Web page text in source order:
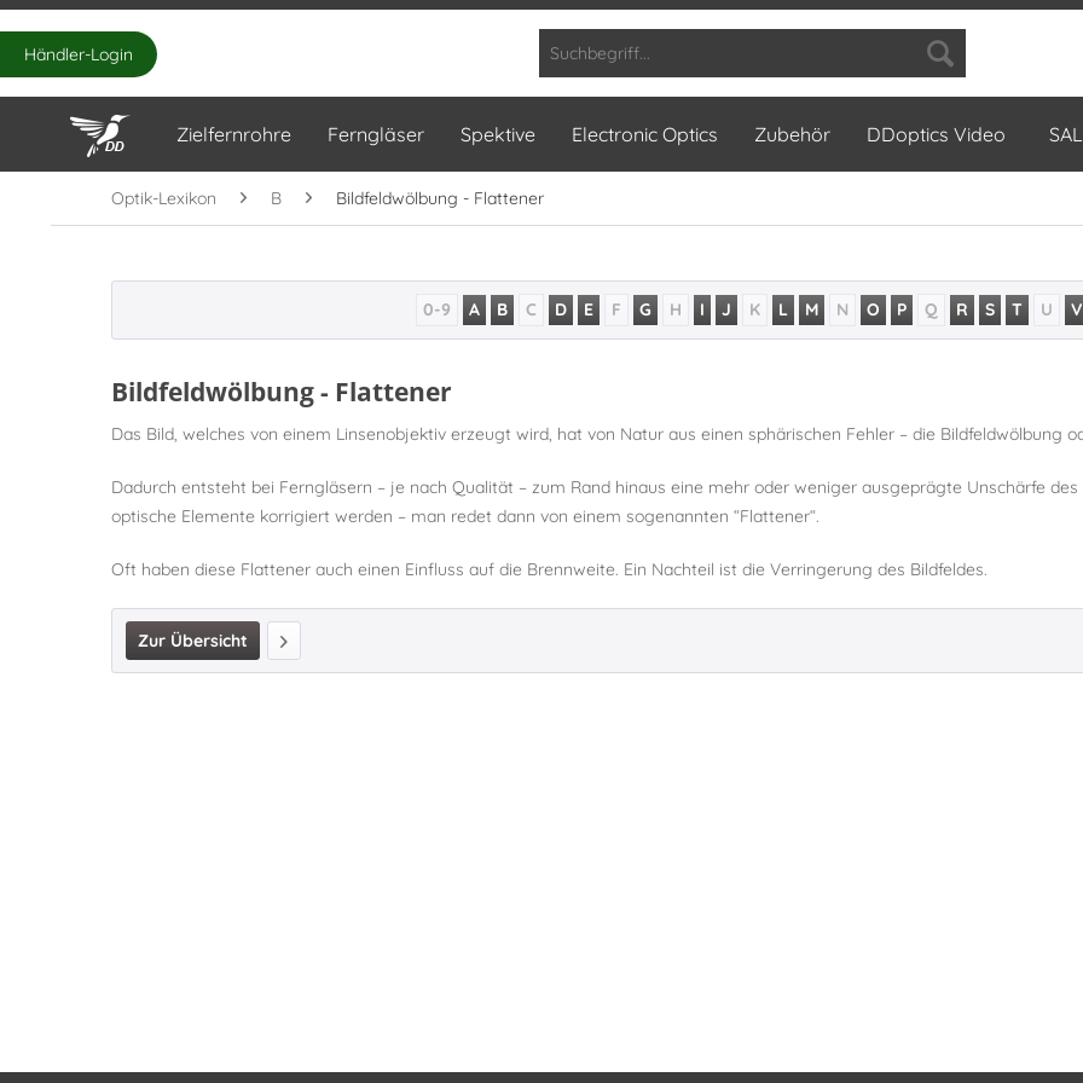
Händler-Login
Zielfernrohre Ferngläser Spektive Electronic Optics Zubehör DDoptics Video
Optik-Lexikon B Bildfeldwölbung - Flattener
0-9 A B C D E F G H I J K L M N O P Q R S T U V
Bildfeldwölbung - Flattener
Das Bild, welches von einem Linsenobjektiv erzeugt wird, hat von Natur aus einen sphärischen Fehler – die Bildfeldwölbung
Dadurch entsteht bei Ferngläsern – je nach Qualität – zum Rand hinaus eine mehr oder weniger ausgeprägte Unschärfe
optische Elemente korrigiert werden – man redet dann von einem sogenannten “Flattener“.
Oft haben diese Flattener auch einen Einfluss auf die Brennweite. Ein Nachteil ist die Verringerung des Bildfeldes.
Zur Übersicht